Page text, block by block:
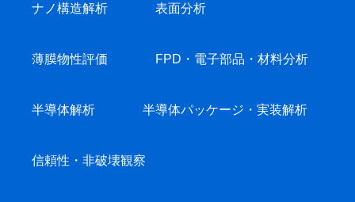
ナノ構造解析 表面分析
薄膜物性評価 FPD・電子部品・材料分析
半導体解析 半導体パッケージ・実装解析
信頼性・非破壊観察